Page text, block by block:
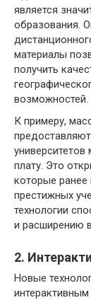
является
образования.
материалы
получить
возможностей.
К примеру,
плату. Это
которые ранее
престижных
технологии
и расширению
2.
Новые